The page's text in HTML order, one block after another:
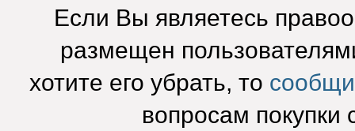
Если Вы являетесь
размещен
хотите его убрать, то
вопросам покупки